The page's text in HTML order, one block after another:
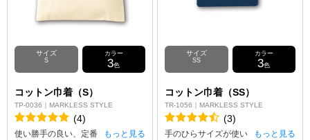
サイズ
S
カラー
3色
コットン巾着（S）
TP-0036｜MARKLESS STYLE
(4)
もっと見る
使い勝手の良い、定番
サイズ
SS
カラー
3色
コットン巾着（SS）
TR-1056｜MARKLESS STYLE
(3)
もっと見る
手のひらサイズが使い